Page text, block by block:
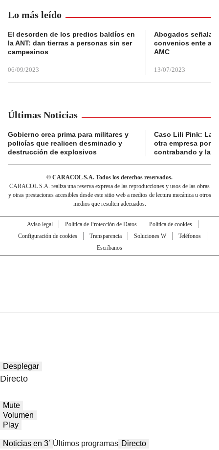
Lo más leído
El desorden de los predios baldíos en
la ANT: dan tierras a personas sin ser
campesinos
06/09/2023
Abogados
convenios ente
AMC
13/07/2023
Últimas Noticias
Gobierno crea prima para militares y
policías que realicen desminado y
destrucción de explosivos
Caso Lili Pink: La
otra empresa por
contrabando y
© CARACOL S.A. Todos los derechos reservados.
CARACOL S.A. realiza una reserva expresa de las reproducciones y usos de las obras
y otras prestaciones accesibles desde este sitio web a medios de lectura mecánica u otros
medios que resulten adecuados.
Aviso legal Política de Protección de Datos
Política de cookies
Configuración de cookies
Transparencia Soluciones W
Teléfonos
Escríbanos
Desplegar
Directo
Mute
Volumen
Play
Noticias en 3′ Últimos programas Directo